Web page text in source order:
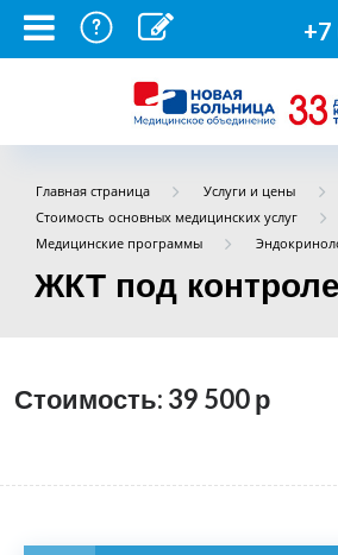
+7
Главная страница
Услуги и цены
Стоимость основных медицинских услуг
Медицинские программы
ЖКТ под
Стоимость: 39 500р